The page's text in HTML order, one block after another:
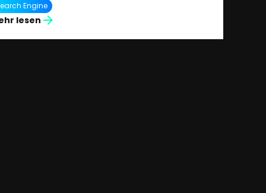
Engine
lesen